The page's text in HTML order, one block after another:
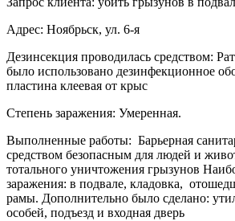
Адрес: Ноябрьск, ул. 6-я
Дезинсекция проводилась средством:
было использовано дезинфекционное
пластина клеевая от крыс
Степень заражения: Умеренная.
Выполненные работы: Барьерная
средством безопасным для людей и
тотального уничтожения грызунов
заражения: в подвале, кладовка,
рамы. Дополнительно было сделано:
особей, подъезд и входная дверь